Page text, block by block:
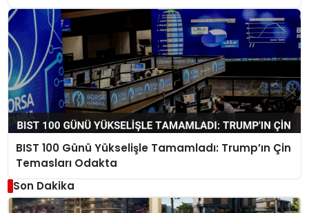
BIST 100 Günü Yükselişle Tamamladı: Trump’ın Çin
Temasları Odakta
Son Dakika